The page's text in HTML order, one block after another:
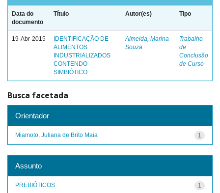
Data do
documento
Título Autor(es) Tipo
19-Abr-2015
IDENTIFICAÇÃO DE
ALIMENTOS
INDUSTRIALIZADOS
CONTENDO
SIMBIÓTICO
Almeida, Marina
Souza
Trabalho
de
Conclusão
de Curso
Busca facetada
Orientador
1
Miamoto, Juliana de Brito Maia
Assunto
1
PREBIÓTICOS